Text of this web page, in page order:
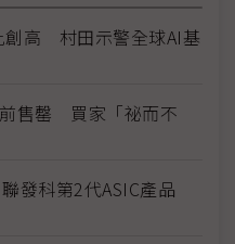
創高 村田示警全球AI基
售罄 買家「祕而不
發科第2代ASIC產品